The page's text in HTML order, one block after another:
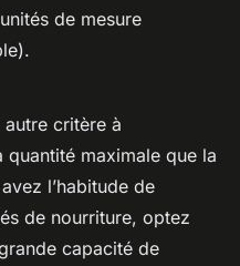
de mesure
critère à
maximale que la
l’habitude de
de nourriture, optez
capacité de